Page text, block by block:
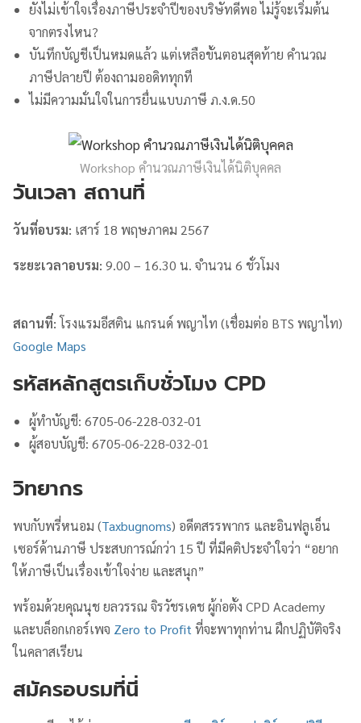
ยังไม่เข้าใจเรื่องภาษีประจำปีของบริษัทดีพอ ไม่รู้จะเริ่มต้น
จากตรงไหน?
บันทึกบัญชีเป็นหมดแล้ว แต่เหลือขั้นตอนสุดท้าย คำนวณ
ภาษีปลายปี ต้องถามออดิททุกที
ไม่มีความมั่นใจในการยื่นแบบภาษี ภ.ง.ด.50
Workshop คำนวณภาษีเงินได้นิติบุคคล
วันเวลา สถานที่
วันที่อบรม: เสาร์ 18 พฤษภาคม 2567
ระยะเวลาอบรม: 9.00 – 16.30 น. จำนวน 6 ชั่วโมง
สถานที่:โรงแรมอีสติน แกรนด์ พญาไท (เชื่อมต่อ BTS พญาไท)
Google Maps
รหัสหลักสูตรเก็บชั่วโมง CPD
ผู้ทำบัญชี: 6705-06-228-032-01
ผู้สอบบัญชี: 6705-06-228-032-01
วิทยากร
พบกับพรี่หนอม (Taxbugnoms) อดีตสรรพากร และอินฟลูเอ็น
เซอร์ด้านภาษี ประสบการณ์กว่า 15 ปี ที่มีคติประจำใจว่า “อยาก
ให้ภาษีเป็นเรื่องเข้าใจง่าย และสนุก”
พร้อมด้วยคุณนุช ยลวรรณ จิรวัชรเดช ผู้ก่อตั้ง CPD Academy
และบล็อกเกอร์เพจ Zero to Profit ที่จะพาทุกท่าน ฝึกปฏิบัติจริง
ในคลาสเรียน
สมัครอบรมที่นี่